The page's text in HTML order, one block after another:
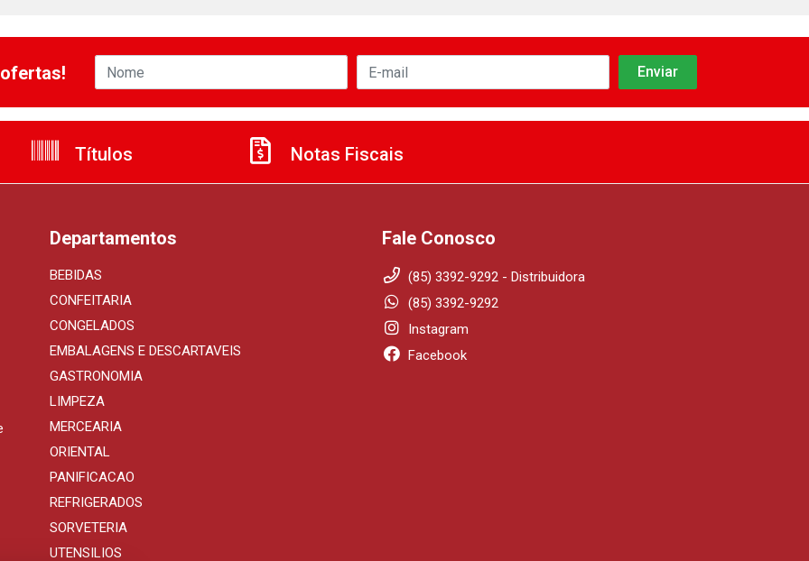
Títulos Notas Fiscais
Departamentos
BEBIDAS
CONFEITARIA
CONGELADOS
EMBALAGENS E DESCARTAVEIS
GASTRONOMIA
LIMPEZA
MERCEARIA
ORIENTAL
PANIFICACAO
REFRIGERADOS
SORVETERIA
UTENSILIOS
Fale Conosco
(85) 3392-9292 - Distribuidora
(85) 3392-9292
Instagram
Facebook